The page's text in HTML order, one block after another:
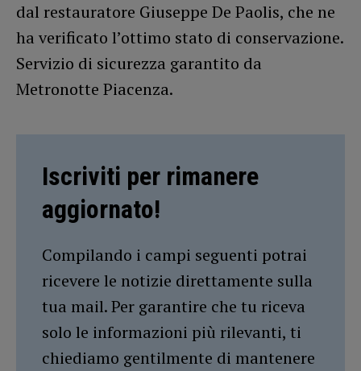
dal restauratore Giuseppe De Paolis, che ne
ha verificato l’ottimo stato di conservazione.
Servizio di sicurezza garantito da
Metronotte Piacenza.
Iscriviti per rimanere
aggiornato!
Compilando i campi seguenti potrai
ricevere le notizie direttamente sulla
tua mail. Per garantire che tu riceva
solo le informazioni più rilevanti, ti
chiediamo gentilmente di mantenere